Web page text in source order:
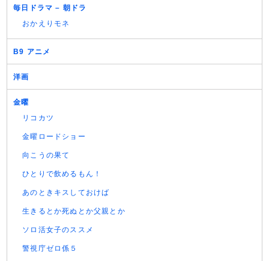
毎日ドラマ – 朝ドラ
おかえりモネ
B9 アニメ
洋画
金曜
リコカツ
金曜ロードショー
向こうの果て
ひとりで飲めるもん！
あのときキスしておけば
生きるとか死ぬとか父親とか
ソロ活女子のススメ
警視庁ゼロ係５